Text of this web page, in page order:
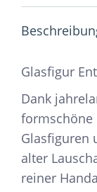
Glasfigur
Dank
formschöne
Glasfiguren
alter
reiner